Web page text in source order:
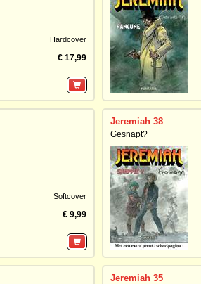
Hardcover
€ 17,99
Softcover
€ 9,99
Jeremiah 38
Gesnapt?
Jeremiah 35